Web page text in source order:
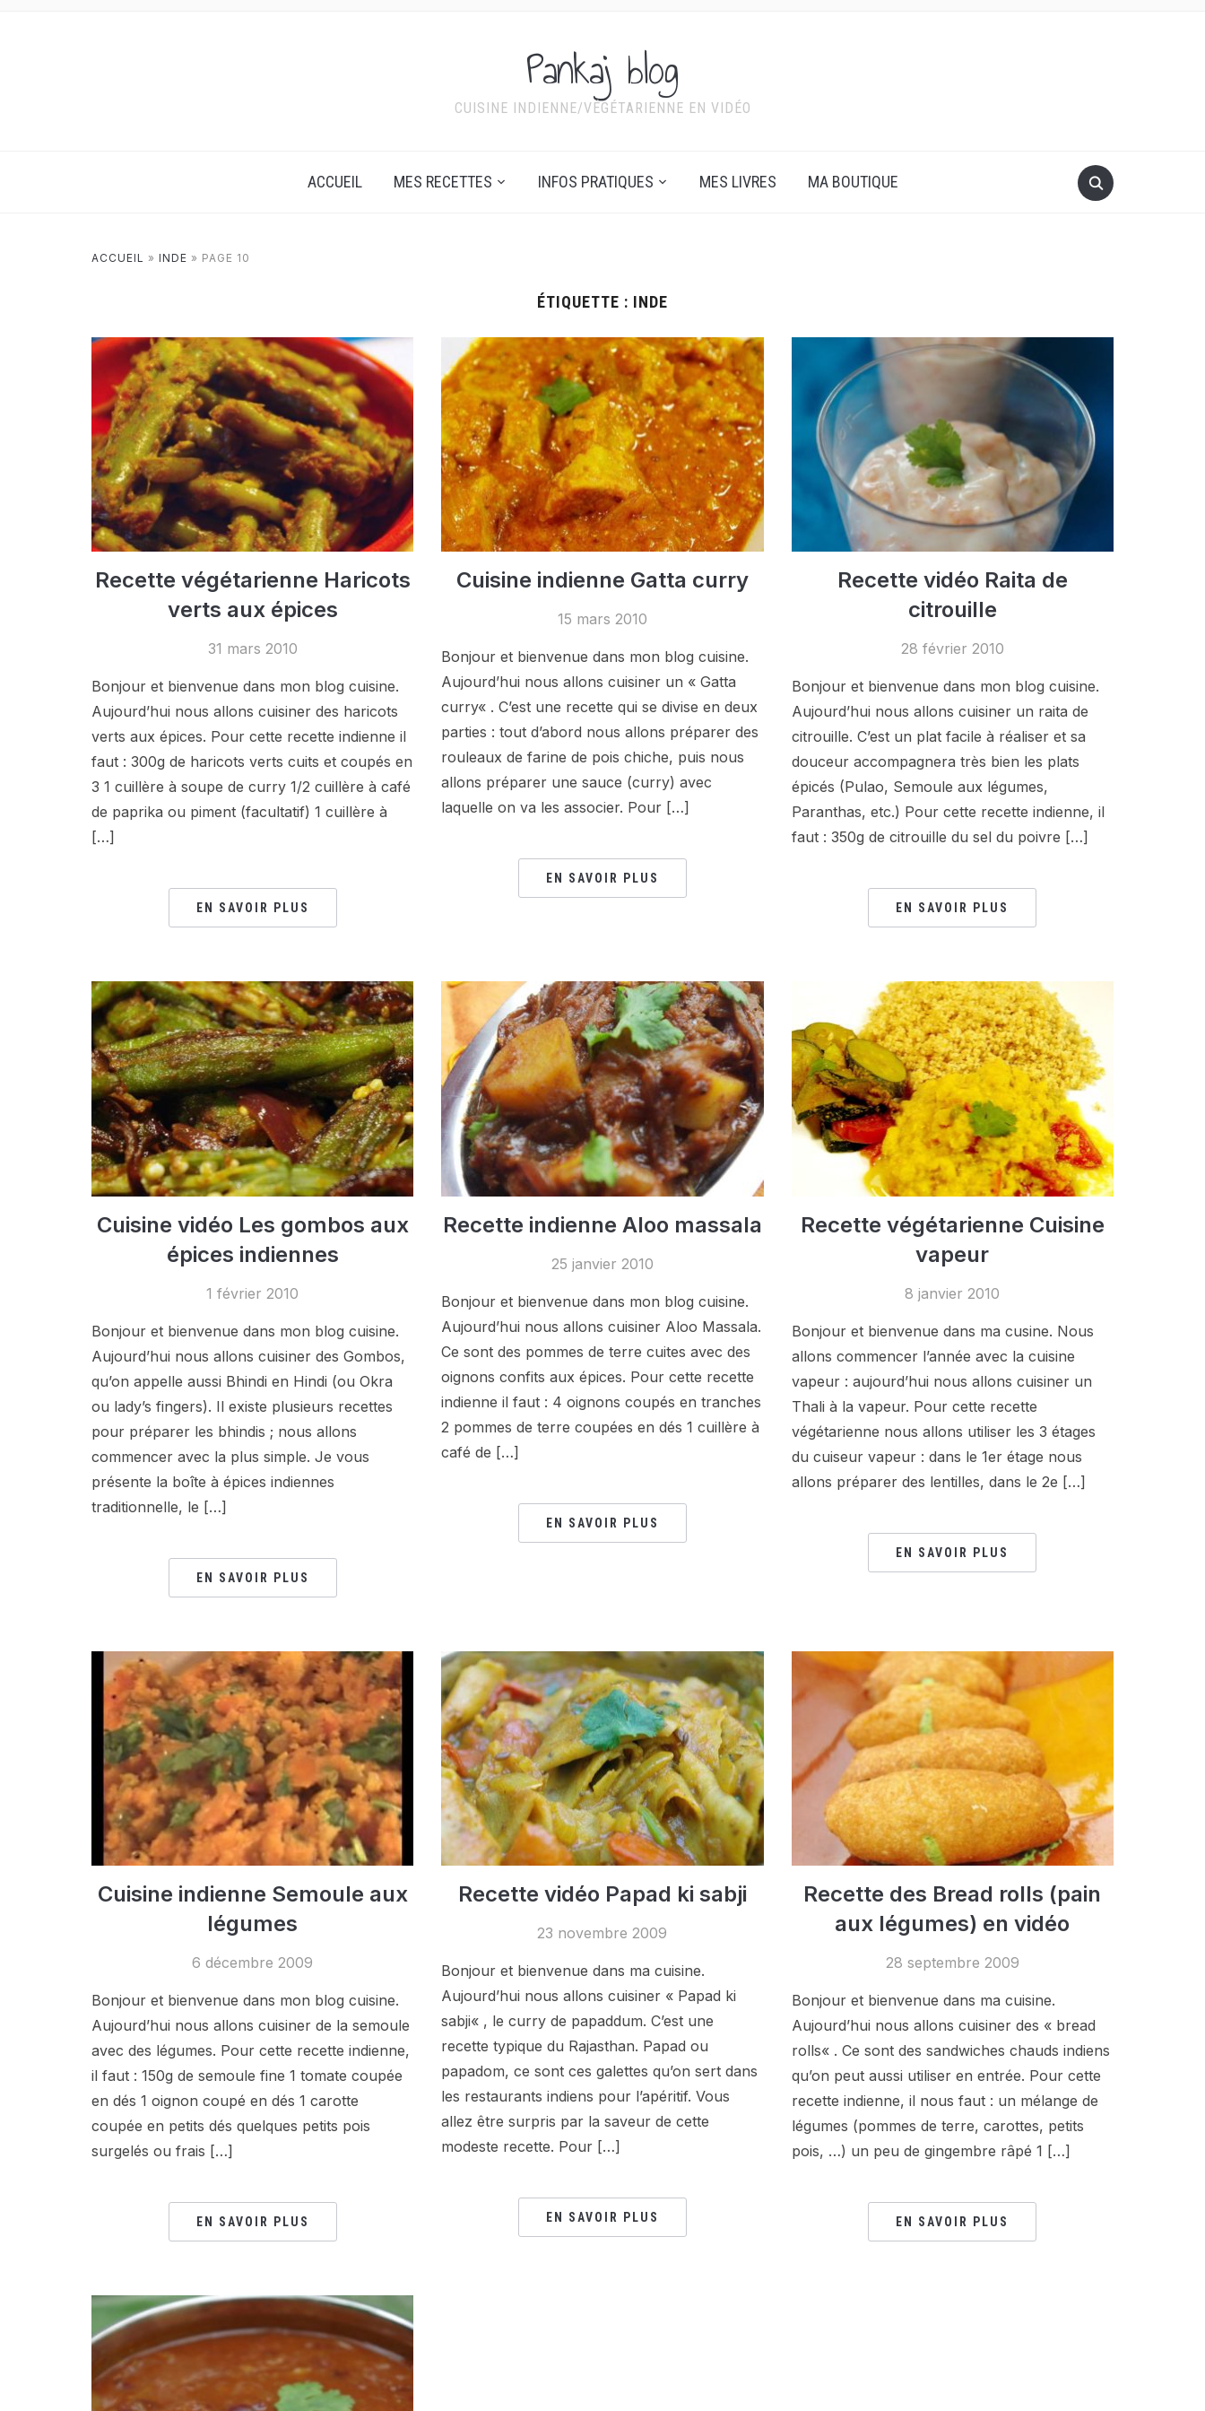
Pankaj blog
CUISINE INDIENNE/VÉGÉTARIENNE EN VIDÉO
ACCUEIL MES RECETTES INFOS PRATIQUES MES LIVRES MA BOUTIQUE
ACCUEIL » INDE » PAGE 10
ÉTIQUETTE : INDE
Recette végétarienne Haricots
verts aux épices
31 mars 2010
Bonjour et bienvenue dans mon blog cuisine.
Aujourd’hui nous allons cuisiner des haricots
verts aux épices. Pour cette recette indienne il
faut : 300g de haricots verts cuits et coupés en
3 1 cuillère à soupe de curry 1/2 cuillère à café
de paprika ou piment (facultatif) 1 cuillère à
[…]
EN SAVOIR PLUS
Cuisine indienne Gatta curry
15 mars 2010
Bonjour et bienvenue dans mon blog cuisine.
Aujourd’hui nous allons cuisiner un « Gatta
curry« . C’est une recette qui se divise en deux
parties : tout d’abord nous allons préparer des
rouleaux de farine de pois chiche, puis nous
allons préparer une sauce (curry) avec
laquelle on va les associer. Pour […]
EN SAVOIR PLUS
Recette vidéo Raita de
citrouille
28 février 2010
Bonjour et bienvenue dans mon blog cuisine.
Aujourd’hui nous allons cuisiner un raita de
citrouille. C’est un plat facile à réaliser et sa
douceur accompagnera très bien les plats
épicés (Pulao, Semoule aux légumes,
Paranthas, etc.) Pour cette recette indienne, il
faut : 350g de citrouille du sel du poivre […]
EN SAVOIR PLUS
Cuisine vidéo Les gombos aux
épices indiennes
1 février 2010
Bonjour et bienvenue dans mon blog cuisine.
Aujourd’hui nous allons cuisiner des Gombos,
qu’on appelle aussi Bhindi en Hindi (ou Okra
ou lady’s fingers). Il existe plusieurs recettes
pour préparer les bhindis ; nous allons
commencer avec la plus simple. Je vous
présente la boîte à épices indiennes
traditionnelle, le […]
EN SAVOIR PLUS
Recette indienne Aloo massala
25 janvier 2010
Bonjour et bienvenue dans mon blog cuisine.
Aujourd’hui nous allons cuisiner Aloo Massala.
Ce sont des pommes de terre cuites avec des
oignons confits aux épices. Pour cette recette
indienne il faut : 4 oignons coupés en tranches
2 pommes de terre coupées en dés 1 cuillère à
café de […]
EN SAVOIR PLUS
Recette végétarienne Cuisine
vapeur
8 janvier 2010
Bonjour et bienvenue dans ma cusine. Nous
allons commencer l’année avec la cuisine
vapeur : aujourd’hui nous allons cuisiner un
Thali à la vapeur. Pour cette recette
végétarienne nous allons utiliser les 3 étages
du cuiseur vapeur : dans le 1er étage nous
allons préparer des lentilles, dans le 2e […]
EN SAVOIR PLUS
Cuisine indienne Semoule aux
légumes
6 décembre 2009
Bonjour et bienvenue dans mon blog cuisine.
Aujourd’hui nous allons cuisiner de la semoule
avec des légumes. Pour cette recette indienne,
il faut : 150g de semoule fine 1 tomate coupée
en dés 1 oignon coupé en dés 1 carotte
coupée en petits dés quelques petits pois
surgelés ou frais […]
EN SAVOIR PLUS
Recette vidéo Papad ki sabji
23 novembre 2009
Bonjour et bienvenue dans ma cuisine.
Aujourd’hui nous allons cuisiner « Papad ki
sabji« , le curry de papaddum. C’est une
recette typique du Rajasthan. Papad ou
papadom, ce sont ces galettes qu’on sert dans
les restaurants indiens pour l’apéritif. Vous
allez être surpris par la saveur de cette
modeste recette. Pour […]
EN SAVOIR PLUS
Recette des Bread rolls (pain
aux légumes) en vidéo
28 septembre 2009
Bonjour et bienvenue dans ma cuisine.
Aujourd’hui nous allons cuisiner des « bread
rolls« . Ce sont des sandwiches chauds indiens
qu’on peut aussi utiliser en entrée. Pour cette
recette indienne, il nous faut : un mélange de
légumes (pommes de terre, carottes, petits
pois, …) un peu de gingembre râpé 1 […]
EN SAVOIR PLUS